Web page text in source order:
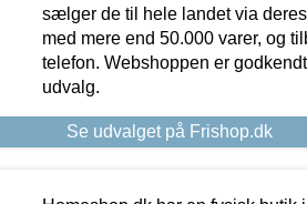
sælger de til hele landet via
med mere end 50.000 varer, og
telefon. Webshoppen er
udvalg.
Se udvalget på Frishop.dk